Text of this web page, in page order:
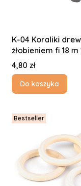
K-04 Koraliki
żłobieniem fi 18 m
Cena
4,80 zł
Do koszyka
Bestseller